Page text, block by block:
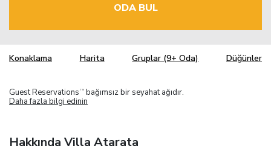
ODA BUL
Konaklama Harita Gruplar (9+ Oda) Düğünler
Guest Reservations TM bağımsız bir seyahat ağıdır.
Daha fazla bilgi edinin
Hakkında Villa Atarata